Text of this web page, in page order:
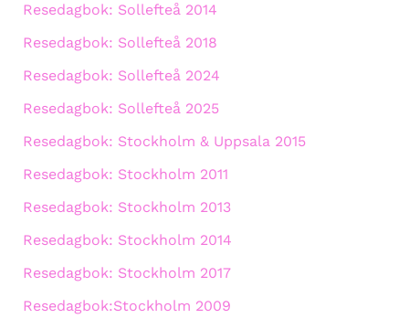
Resedagbok: Sollefteå 2014
Resedagbok: Sollefteå 2018
Resedagbok: Sollefteå 2024
Resedagbok: Sollefteå 2025
Resedagbok: Stockholm & Uppsala 2015
Resedagbok: Stockholm 2011
Resedagbok: Stockholm 2013
Resedagbok: Stockholm 2014
Resedagbok: Stockholm 2017
Resedagbok:Stockholm 2009